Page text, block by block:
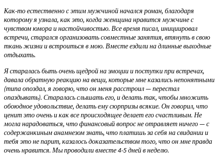
Как-то естественно с этим мужчиной начался роман, благодаря
которому я узнала, как это, когда женщина нравится мужчине с
чувством юмора и настойчивостью. Все время писал, инициировал
встречи, старался организовать совместные занятия, втянуть в свою
ткань жизни и встроиться в мою. Вместе ездили на длинные выходные
отдыхать.
Я старалась быть очень щедрой на эмоции и поступки при встречах,
давала обратную реакцию на вещи, которые мне казались непонятными
(типа опоздал, я говорю, что он меня расстроил — перестал
опаздывать). Старалась слышать его, и делать так, чтобы множить
обоюдное удовольствие, делать ему сюрпризы всякие. Он говорил, что
ценит это очень и как все происходящее делает его счастливым. Не
могла нарадоваться, что финансовый вопрос не отравляет ничего — с
содержанкиным анамнезом знать, что платишь за себя на свидании и
тебя это не парит, казалось доказательством того, что он мне правда
очень нравится. Мы проводили вместе 4-5 дней в неделю.